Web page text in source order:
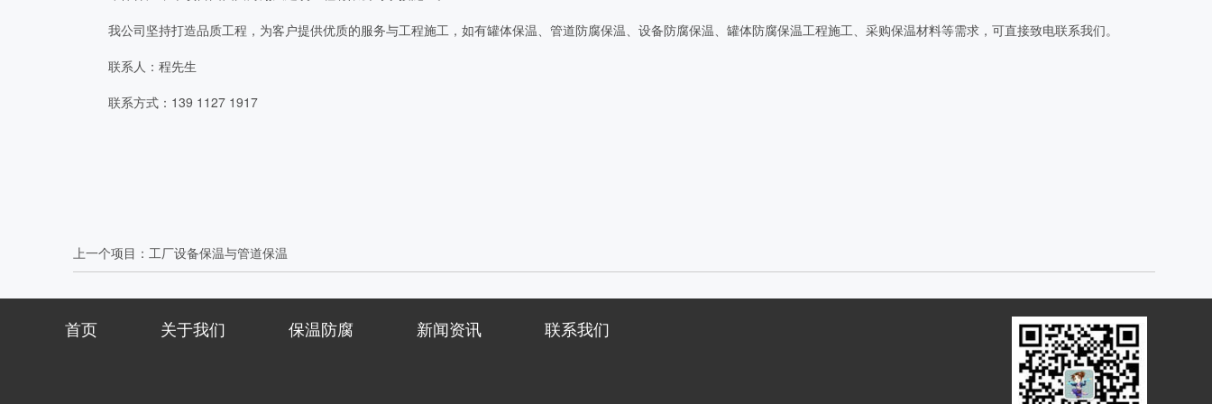
我公司坚持打造品质工程，为客户提供优质的服务与工程施工，如有罐体保温、管道防腐保温、设备防腐保温、罐体防腐保温工程施工、采购保温材料等需求，可直接致电联系我们。
联系人：程先生
联系方式：139 1127 1917
上一个项目： 工厂设备保温与管道保温
首页 关于我们 保温防腐 新闻资讯 联系我们